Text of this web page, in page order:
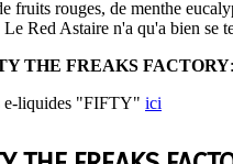
fruits rouges, de menthe
Red Astaire n'a qu'a bien se
THE FREAKS FACTORY:
e-liquides "FIFTY" ici